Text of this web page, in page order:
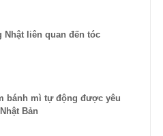
Nhật liên quan đến tóc
bánh mì tự động được yêu
Bản